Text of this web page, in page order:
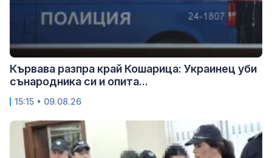
Кървава разпра край Кошарица: Украинец уби
сънародника си и опита...
15:15 • 09.08.26